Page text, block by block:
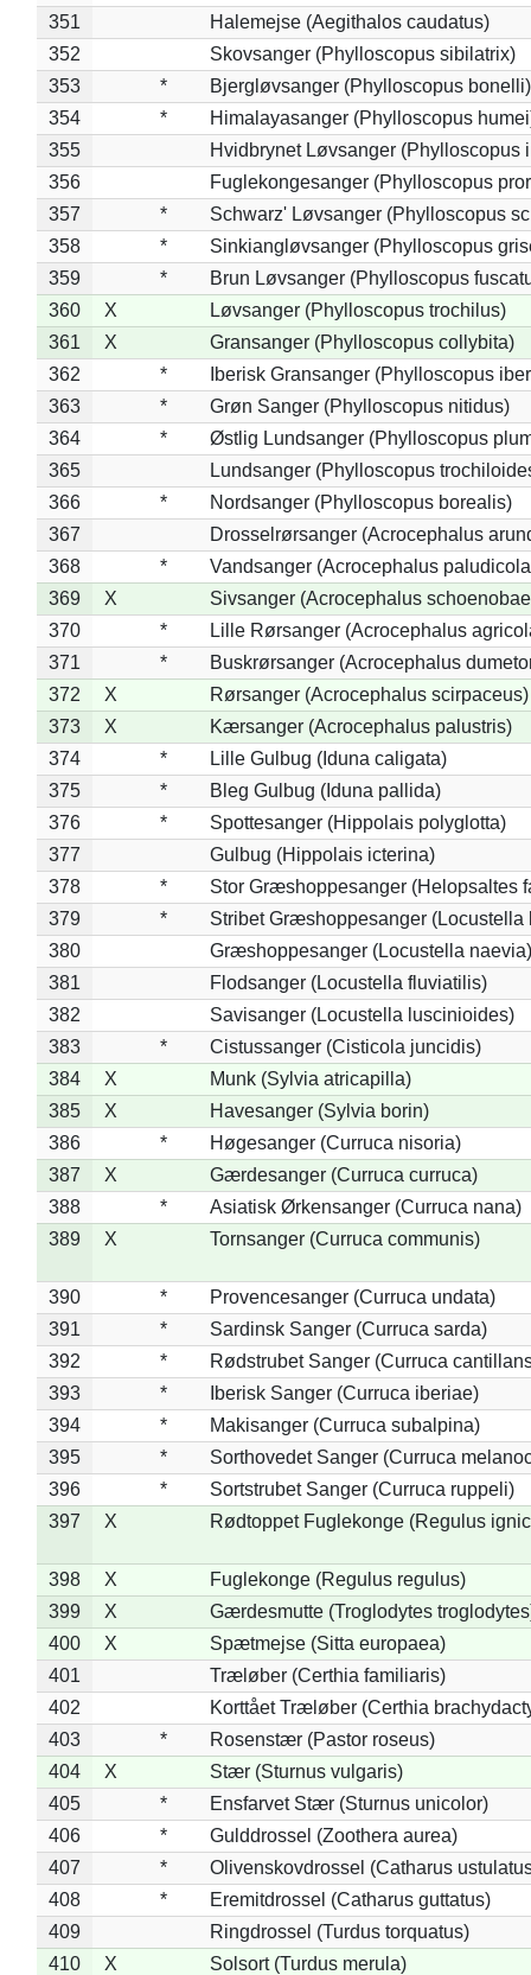
351
Halemejse (Aegithalos caudatus)
352
Skovsanger (Phylloscopus sibilatrix)
353
*
Bjergløvsanger (Phylloscopus bonelli)
354
*
Himalayasanger (Phylloscopus
355
Hvidbrynet Løvsanger (Phylloscopus
356
Fuglekongesanger (Phylloscopus
357
*
Schwarz' Løvsanger (Phylloscopus
358
*
Sinkiangløvsanger (Phylloscopus
359
*
Brun Løvsanger (Phylloscopus
360
X
Løvsanger (Phylloscopus trochilus)
361
X
Gransanger (Phylloscopus collybita)
362
*
Iberisk Gransanger (Phylloscopus
363
*
Grøn Sanger (Phylloscopus nitidus)
364
*
Østlig Lundsanger (Phylloscopus
365
Lundsanger (Phylloscopus
366
*
Nordsanger (Phylloscopus borealis)
367
Drosselrørsanger (Acrocephalus
368
*
Vandsanger (Acrocephalus
369
X
Sivsanger (Acrocephalus
370
*
Lille Rørsanger (Acrocephalus
371
*
Buskrørsanger (Acrocephalus
372
X
Rørsanger (Acrocephalus scirpaceus)
373
X
Kærsanger (Acrocephalus palustris)
374
*
Lille Gulbug (Iduna caligata)
375
*
Bleg Gulbug (Iduna pallida)
376
*
Spottesanger (Hippolais polyglotta)
377
Gulbug (Hippolais icterina)
378
*
Stor Græshoppesanger (Helopsaltes
379
*
Stribet Græshoppesanger (Locustella
380
Græshoppesanger (Locustella naevia)
381
Flodsanger (Locustella fluviatilis)
382
Savisanger (Locustella luscinioides)
383
*
Cistussanger (Cisticola juncidis)
384
X
Munk (Sylvia atricapilla)
385
X
Havesanger (Sylvia borin)
386
*
Høgesanger (Curruca nisoria)
387
X
Gærdesanger (Curruca curruca)
388
*
Asiatisk Ørkensanger (Curruca nana)
389
X Tornsanger (Curruca communis)
390 *
Provencesanger (Curruca undata)
391
*
Sardinsk Sanger (Curruca sarda)
392
*
Rødstrubet Sanger (Curruca
393
*
Iberisk Sanger (Curruca iberiae)
394
*
Makisanger (Curruca subalpina)
395
*
Sorthovedet Sanger (Curruca
396
*
Sortstrubet Sanger (Curruca ruppeli)
397
X Rødtoppet Fuglekonge (Regulus
398 X
Fuglekonge (Regulus regulus)
399
X
Gærdesmutte (Troglodytes
400
X
Spætmejse (Sitta europaea)
401
Træløber (Certhia familiaris)
402
Korttået Træløber (Certhia
403
*
Rosenstær (Pastor roseus)
404
X
Stær (Sturnus vulgaris)
405
*
Ensfarvet Stær (Sturnus unicolor)
406
*
Gulddrossel (Zoothera aurea)
407
*
Olivenskovdrossel (Catharus
408
*
Eremitdrossel (Catharus guttatus)
409
Ringdrossel (Turdus torquatus)
410
X
Solsort (Turdus merula)